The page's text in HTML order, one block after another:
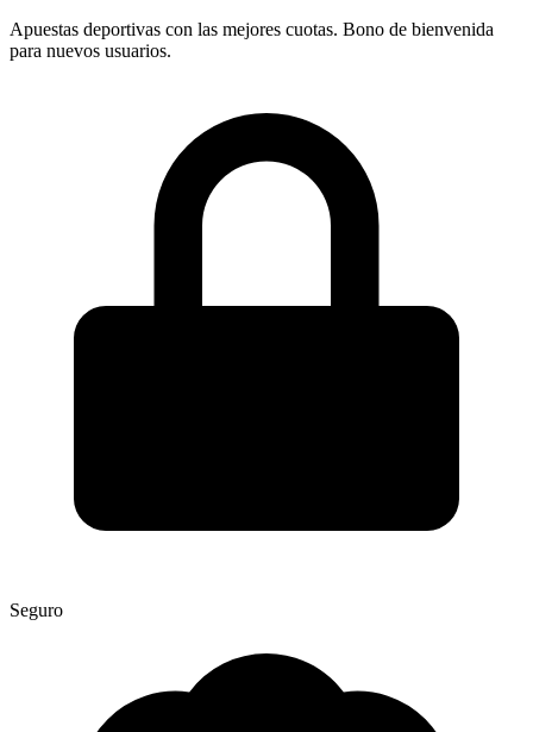
Apuestas deportivas con las mejores cuotas. Bono de bienvenida
para nuevos usuarios.
Seguro